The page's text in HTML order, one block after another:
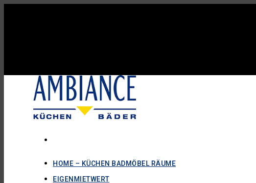
HOME – KÜCHEN BADMÖBEL RÄUME
EIGENMIETWERT